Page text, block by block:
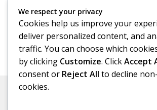
Januari 15, 2026
DPRD Konsultasi
ke Bapenda Makassar
We respect your privacy
Cookies help us improve your
deliver personalized content, and
traffic. You can choose which
by clicking Customize. ClickAccept
consent or Reject All to decline
cookies.